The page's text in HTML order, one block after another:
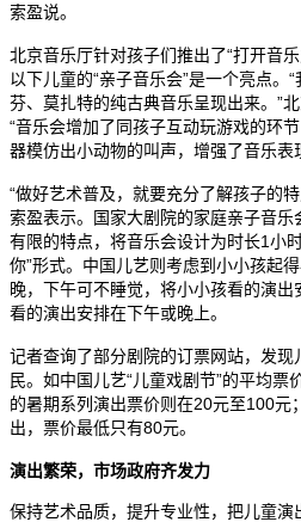
索盈说。
北京音乐厅针对孩子们推出了“打开音
以下儿童的“亲子音乐会”是一个亮点。
芬、莫扎特的纯古典音乐呈现出来。”
“音乐会增加了同孩子互动玩游戏的环
器模仿出小动物的叫声，增强了音乐表
“做好艺术普及，就要充分了解孩子的
索盈表示。国家大剧院的家庭亲子音
有限的特点，将音乐会设计为时长1小
你”形式。中国儿艺则考虑到小小孩起
晚，下午可不睡觉，将小小孩看的演
看的演出安排在下午或晚上。
记者查询了部分剧院的订票网站，发现
民。如中国儿艺“儿童戏剧节”的平均
的暑期系列演出票价则在20元至100元
出，票价最低只有80元。
演出繁荣，市场政府齐发力
保持艺术品质，提升专业性，把儿童演